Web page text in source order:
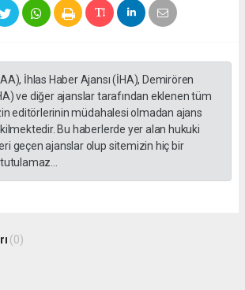
İhlas Haber Ajansı (İHA), Demirören
ve diğer ajanslar tarafından eklenen tüm
editörlerinin müdahalesi olmadan ajans
Bu haberlerde yer alan hukuki
geçen ajanslar olup sitemizin hiç bir
(0)